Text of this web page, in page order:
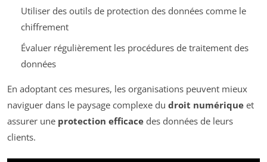
Utiliser des outils de protection des données comme le
chiffrement
Évaluer régulièrement les procédures de traitement des
données
En adoptant ces mesures, les organisations peuvent mieux
naviguer dans le paysage complexe du droit numérique et
assurer une protection efficace des données de leurs
clients.